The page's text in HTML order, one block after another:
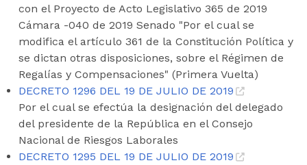
con el Proyecto de Acto Legislativo 365 de 2019
Cámara -040 de 2019 Senado "Por el cual se
modifica el artículo 361 de la Constitución Política y
se dictan otras disposiciones, sobre el Régimen de
Regalías y Compensaciones" (Primera Vuelta)
DECRETO 1296 DEL 19 DE JULIO DE 2019
Por el cual se efectúa la designación del delegado
del presidente de la República en el Consejo
Nacional de Riesgos Laborales
DECRETO 1295 DEL 19 DE JULIO DE 2019